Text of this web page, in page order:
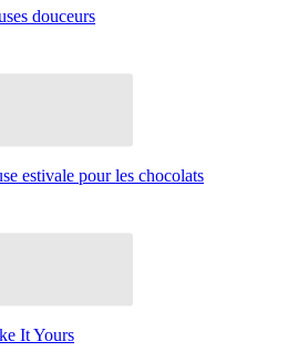
douceurs
estivale pour les chocolats
It Yours